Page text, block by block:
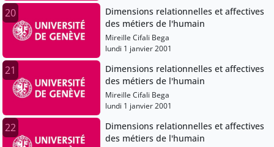
20
Dimensions relationnelles et affectives
des métiers de l'humain
Mireille Cifali Bega
lundi 1 janvier 2001
21
Dimensions relationnelles et affectives
des métiers de l'humain
Mireille Cifali Bega
lundi 1 janvier 2001
22
Dimensions relationnelles et affectives
des métiers de l'humain